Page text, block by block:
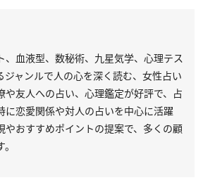
、血液型、数秘術、九星気学、心理テス
ジャンルで人の心を深く読む、女性占い
や友人への占い、心理鑑定が好評で、占
に恋愛関係や対人の占いを中心に活躍
やおすすめポイントの提案で、多くの顧